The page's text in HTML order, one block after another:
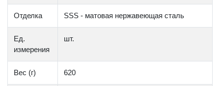
Отделка SSS - матовая нержавеющая сталь
Ед.
измерения
шт.
Вес (г) 620